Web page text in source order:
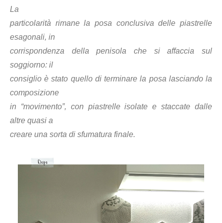
La
particolarità rimane la posa conclusiva delle piastrelle
esagonali, in
corrispondenza della penisola che si affaccia sul
soggiorno: il
consiglio è stato quello di terminare la posa lasciando la
composizione
in “movimento”, con piastrelle isolate e staccate dalle
altre quasi a
creare una sorta di sfumatura finale.